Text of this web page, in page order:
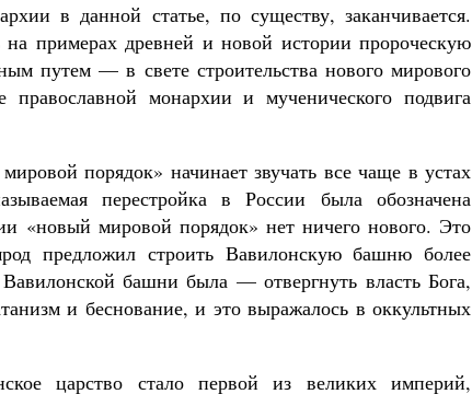
в данной статье, по существу, заканчивается.
примерах древней и новой истории пророческую
путем — в свете строительства нового мирового
монархии и мученического подвига
порядок» начинает звучать все чаще в устах
перестройка в России была обозначена
«новый мировой порядок» нет ничего нового. Это
предложил строить Вавилонскую башню более
башни была — отвергнуть власть Бога,
и беснование, и это выражалось в оккультных
царство стало первой из великих империй,